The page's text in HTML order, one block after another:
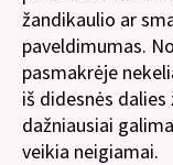
žandikaulio ar
paveldimumas.
pasmakrėje
iš didesnės
dažniausiai
veikia neigiamai.